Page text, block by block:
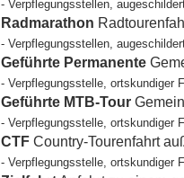
- Verpflegungsstellen,
Radmarathon
- Verpflegungsstellen,
Geführte Permanente
- Verpflegungsstelle, ortskundiger
Geführte MTB-Tour
- Verpflegungsstelle, ortskundiger
CTF Country-Tourenfahrt
- Verpflegungsstelle, ortskundiger